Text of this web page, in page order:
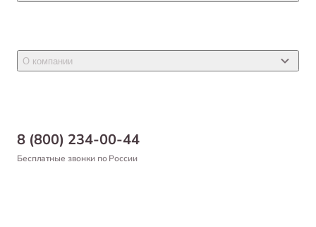
8 (800) 234-00-44
Бесплатные звонки по России
Товары для птиц
Новости
Самовывоз
Оформление заказа
О компании
Благотворительный фонд